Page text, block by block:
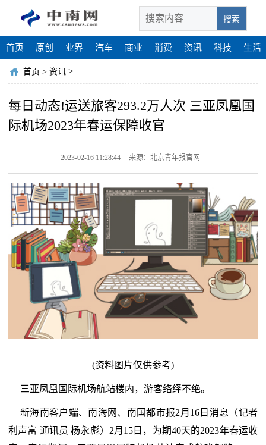
搜索
首页 原创 业界 汽车 商业 消费 资讯 科技 生活
首页 > 资讯 >
每日动态!运送旅客293.2万人次 三亚凤凰国
际机场2023年春运保障收官
2023-02-16 11:28:44 来源：北京青年报官网
(资料图片仅供参考)
三亚凤凰国际机场航站楼内，游客络绎不绝。
新海南客户端、南海网、南国都市报2月16日消息（记者
利声富 通讯员 杨永彪）2月15日，为期40天的2023年春运收